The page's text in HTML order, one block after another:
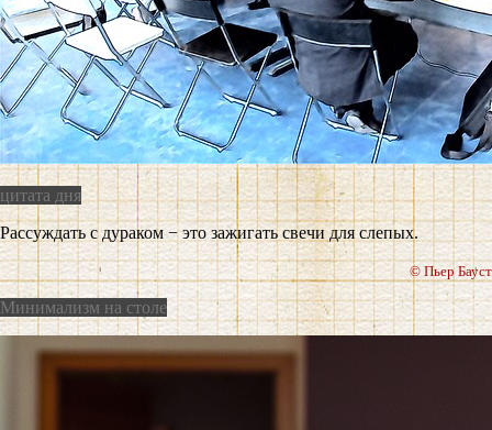
цитата дня
Рассуждать с дураком − это зажигать свечи для слепых.
© Пьер Бауст
Минимализм на столе